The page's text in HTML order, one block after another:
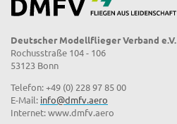
Deutscher Modellflieger Verband e.V.
Rochusstraße 104 - 106
53123 Bonn
Telefon: +49 (0) 228 97 85 00
E-Mail: info@dmfv.aero
Internet: www.dmfv.aero